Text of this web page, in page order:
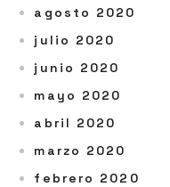
agosto 2020
julio 2020
junio 2020
mayo 2020
abril 2020
marzo 2020
febrero 2020